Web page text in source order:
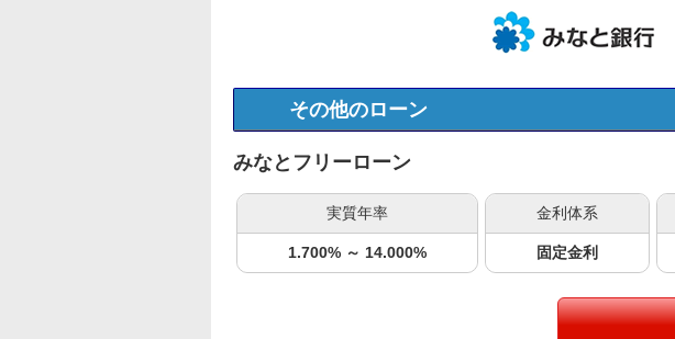
その他のローン
みなとフリーローン
実質年率
1.700% ～ 14.000%
金利体系
固定金利